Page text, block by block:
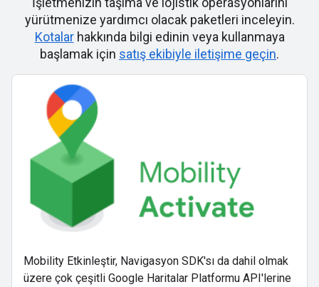
yürütmenize yardımcı olacak paketleri inceleyin.
Kotalarhakkında bilgi edinin veya kullanmaya
başlamak için satış ekibiyle iletişime geçin.
Mobility Etkinleştir, Navigasyon SDK'sı da dahil olmak
üzere çok çeşitli Google Haritalar Platformu API'lerine